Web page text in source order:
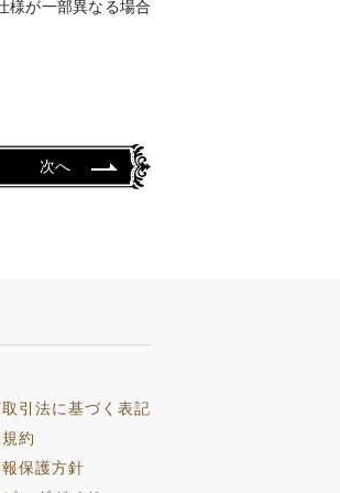
様が一部異なる場合
次へ
取引法に基づく表記
約
保護方針